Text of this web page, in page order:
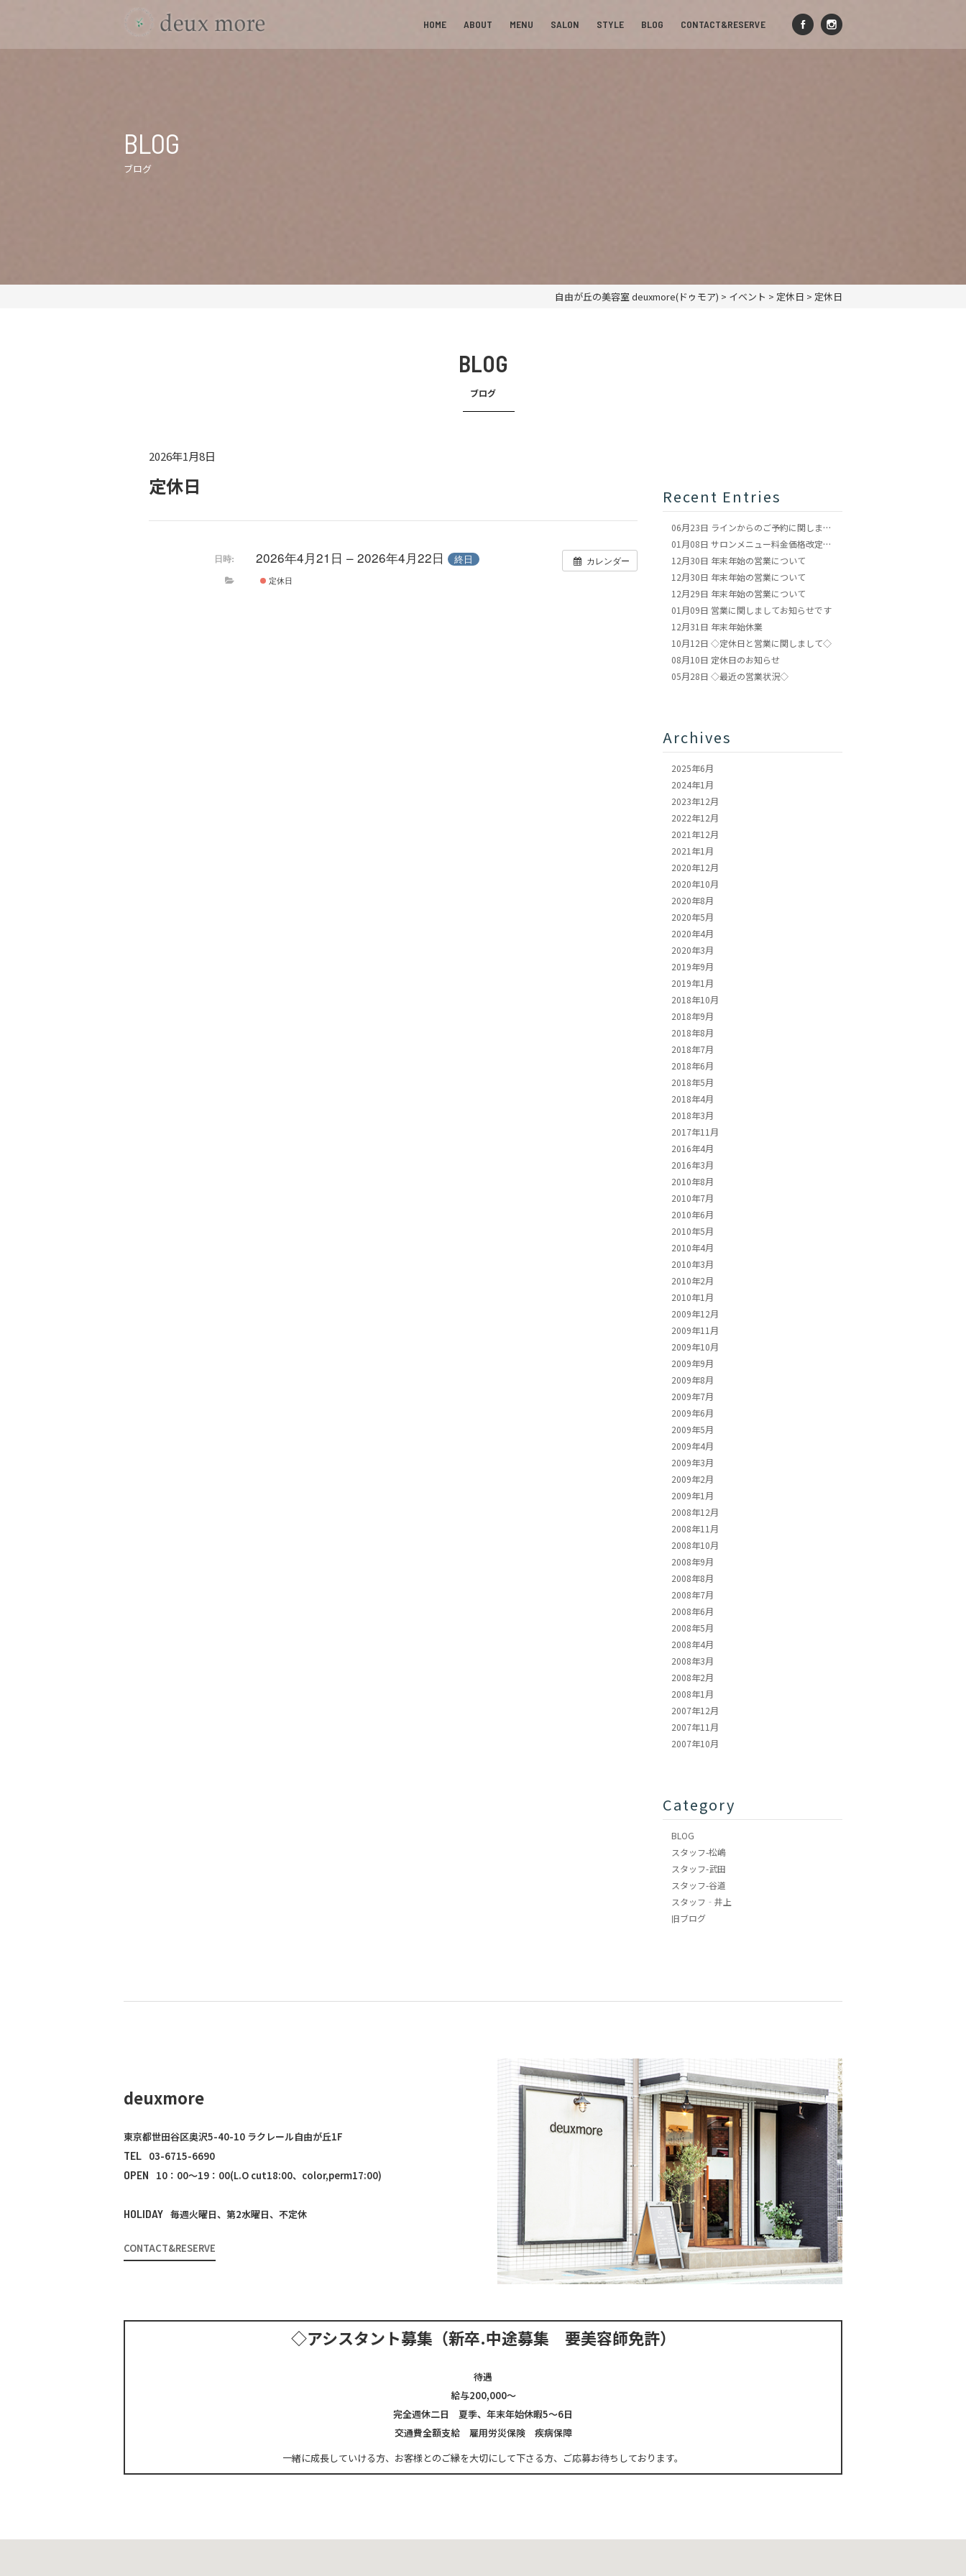
HOME ABOUT MENU SALON STYLE BLOG CONTACT&RESERVE
BLOG
ブログ
自由が丘の美容室 deuxmore(ドゥモア) > イベント > 定休日 > 定休日
BLOG
ブログ
2026年1月8日
定休日
カレンダー
日時: 2026年4月21日 – 2026年4月22日 終日
定休日
Recent Entries
06月23日 ラインからのご予約に関しまして
01月08日 サロンメニュー料金価格改定のお知らせ
12月30日 年末年始の営業について
12月30日 年末年始の営業について
12月29日 年末年始の営業について
01月09日 営業に関しましてお知らせです
12月31日 年末年始休業
10月12日 ◇定休日と営業に関しまして◇
08月10日 定休日のお知らせ
05月28日 ◇最近の営業状況◇
Archives
2025年6月
2024年1月
2023年12月
2022年12月
2021年12月
2021年1月
2020年12月
2020年10月
2020年8月
2020年5月
2020年4月
2020年3月
2019年9月
2019年1月
2018年10月
2018年9月
2018年8月
2018年7月
2018年6月
2018年5月
2018年4月
2018年3月
2017年11月
2016年4月
2016年3月
2010年8月
2010年7月
2010年6月
2010年5月
2010年4月
2010年3月
2010年2月
2010年1月
2009年12月
2009年11月
2009年10月
2009年9月
2009年8月
2009年7月
2009年6月
2009年5月
2009年4月
2009年3月
2009年2月
2009年1月
2008年12月
2008年11月
2008年10月
2008年9月
2008年8月
2008年7月
2008年6月
2008年5月
2008年4月
2008年3月
2008年2月
2008年1月
2007年12月
2007年11月
2007年10月
Category
BLOG
スタッフ-松嶋
スタッフ-武田
スタッフ-谷道
スタッフ‐井上
旧ブログ
deuxmore
東京都世田谷区奥沢5-40-10 ラクレール自由が丘1F
TEL 03-6715-6690
OPEN
10：00～19：00(L.O cut18:00、color,perm17:00)
HOLIDAY 毎週火曜日、第2水曜日、不定休
CONTACT&RESERVE
◇アシスタント募集 （新卒.中途募集 要美容師免許）
待遇
給与200,000～
完全週休二日 夏季、年末年始休暇5～6日
交通費全額支給 雇用労災保険 疾病保障
一緒に成長していける方、 お客様とのご縁を大切にして下さる方、 ご応募お待ちしております。